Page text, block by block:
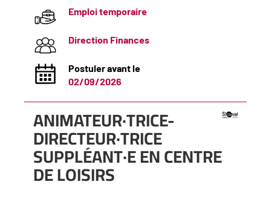
Emploi temporaire
Direction Finances
Postuler avant le
02/09/2026
ANIMATEUR·TRICE-
DIRECTEUR·TRICE
SUPPLÉANT·E EN CENTRE
DE LOISIRS
(Nouvelle
fenêtre)